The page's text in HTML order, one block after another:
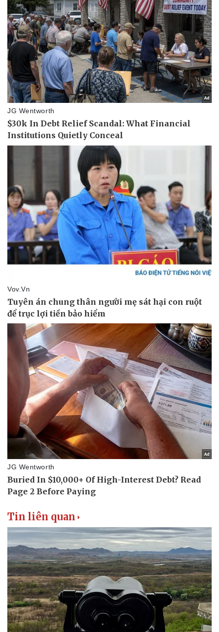
Pháp luật
Vụ án
Tin nóng
Tư vấn luật
Quân sự - Quốc phòng
Vũ khí
Việt Nam
Tin liên quan